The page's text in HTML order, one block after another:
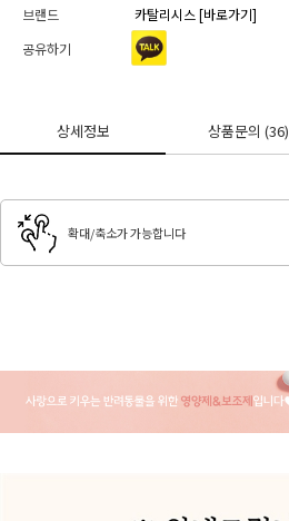
브랜드
카탈리시스 [바로가기]
공유하기
상세정보 상품문의(36)
확대/축소가 가능합니다